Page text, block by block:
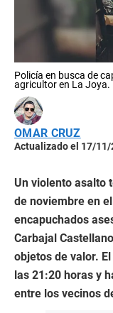
Policía en busca de
agricultor en La Joya.
OMAR CRUZ
Actualizado el 17/11/
Un violento asalto
de noviembre en
encapuchados
Carbajal
objetos de valor.
las 21:20 horas y
entre los vecinos